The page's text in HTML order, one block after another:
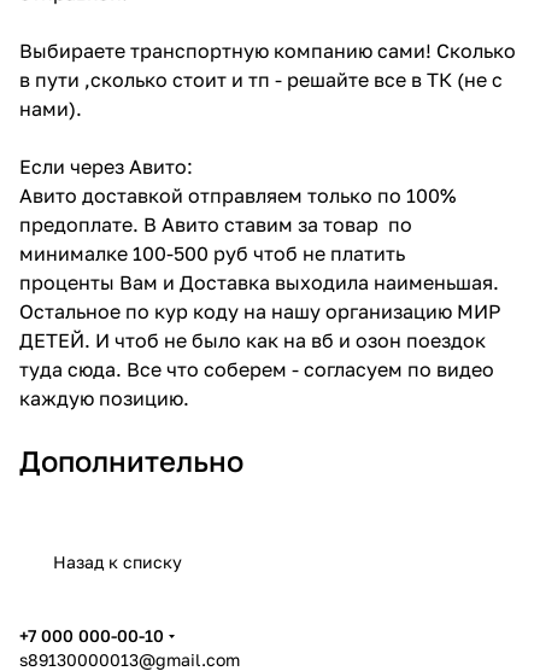
Выбираете транспортную компанию сами! Сколько
в пути ,сколько стоит и тп - решайте все в ТК (не с
нами).
Если через Авито:
Авито доставкой отправляем только по 100%
предоплате. В Авито ставим за товар по
минималке 100-500 руб чтоб не платить
проценты Вам и Доставка выходила наименьшая.
Остальное по кур коду на нашу организацию МИР
ДЕТЕЙ. И чтоб не было как на вб и озон поездок
туда сюда. Все что соберем - согласуем по видео
каждую позицию.
Дополнительно
Назад к списку
+7 000 000-00-10
s89130000013@gmail.com